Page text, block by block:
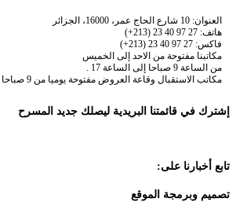
العنوان: 10 شارع الحاج عمر، 16000، الجزائر
هاتف: 27 97 40 23 (213+)
فاكس: 27 97 40 23 (213+)
مكاتبنا مفتوحة من الاحد إلى الخميس
من الساعة 9 صباحا إلى الساعة 17 .
مكاتب الاستقبال وقاعة العروض مفتوحة يوميا من 9 صباحا إلى غاية نهاية العروض.
إشترك في قائمتنا البريدية ليصلك جديد المسرح
تابع أخبارنا على:
تصميم وبرمجة الموقع